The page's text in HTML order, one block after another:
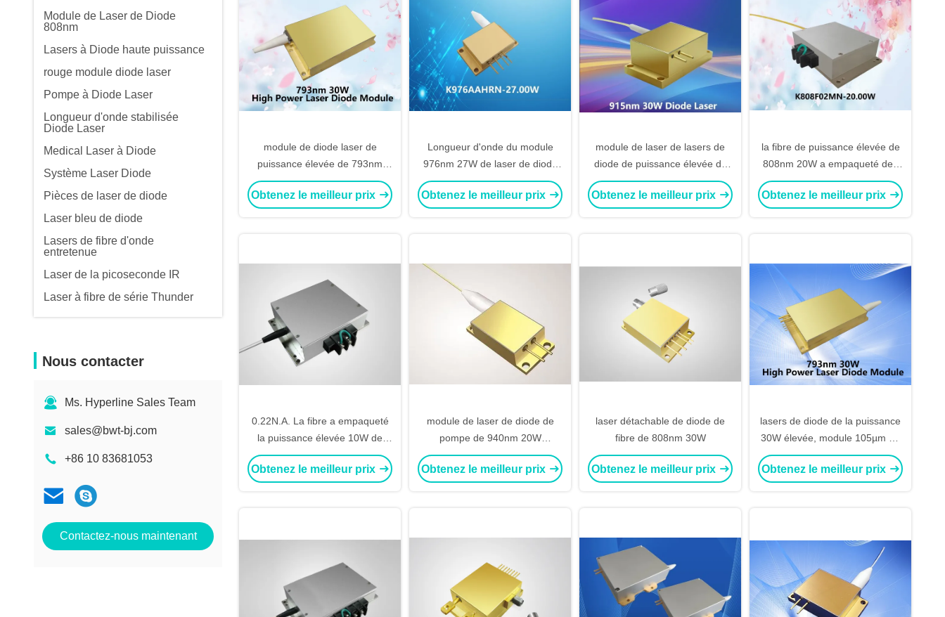
Module de Laser de Diode
808nm
Lasers à Diode haute puissance
rouge module diode laser
Pompe à Diode Laser
Longueur d'onde stabilisée
Diode Laser
Medical Laser à Diode
Système Laser Diode
Pièces de laser de diode
Laser bleu de diode
Lasers de fibre d'onde
entretenue
Laser de la picoseconde IR
Laser à fibre de série Thunder
Nous contacter
Ms. Hyperline Sales Team
sales@bwt-bj.com
+86 10 83681053
Contactez-nous maintenant
module de diode laser de
puissance élevée de 793nm
30W
Obtenez le meilleur prix
Longueur d'onde du module
976nm 27W de laser de diode
de puissance élevée - stabilisée
pour le pompage par laser
Obtenez le meilleur prix
module de laser de lasers de
diode de puissance élevée de
915nm 30W pour le pompage
par laser
Obtenez le meilleur prix
la fibre de puissance élevée de
808nm 20W a empaqueté des
lasers de diode
Obtenez le meilleur prix
0.22N.A. La fibre a empaqueté
la puissance élevée 10W de
module de laser de la diode
808nm
Obtenez le meilleur prix
module de laser de diode de
pompe de 940nm 20W
0.22N.A., laser médical de diode
Obtenez le meilleur prix
laser détachable de diode de
fibre de 808nm 30W
Obtenez le meilleur prix
lasers de diode de la puissance
30W élevée, module 105µm de
laser de 793m
Obtenez le meilleur prix